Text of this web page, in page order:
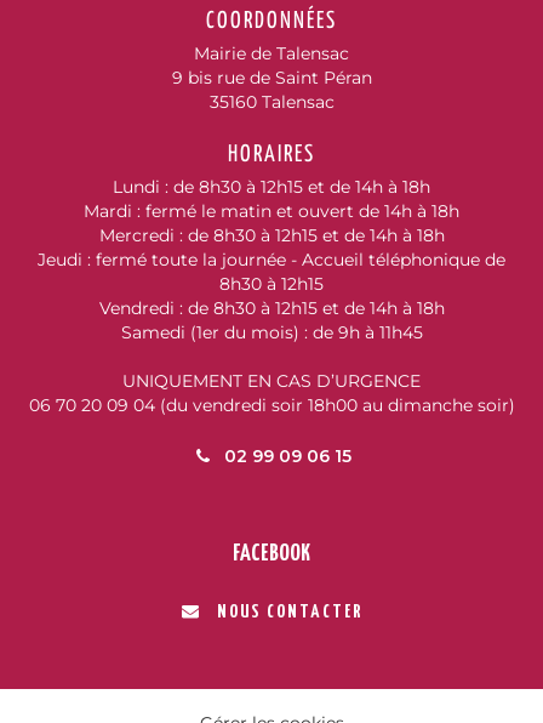
COORDONNÉES
Mairie de Talensac
9 bis rue de Saint Péran
35160 Talensac
HORAIRES
Lundi : de 8h30 à 12h15 et de 14h à 18h
Mardi : fermé le matin et ouvert de 14h à 18h
Mercredi : de 8h30 à 12h15 et de 14h à 18h
Jeudi : fermé toute la journée - Accueil téléphonique de
8h30 à 12h15
Vendredi : de 8h30 à 12h15 et de 14h à 18h
Samedi (1er du mois) : de 9h à 11h45
UNIQUEMENT EN CAS D’URGENCE
06 70 20 09 04 (du vendredi soir 18h00 au dimanche soir)
02 99 09 06 15
FACEBOOK
NOUS CONTACTER